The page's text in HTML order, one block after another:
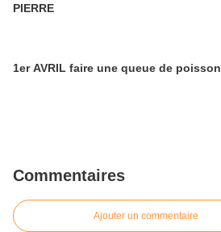
PIERRE
1er AVRIL faire une queue de poisson
Commentaires
Ajouter un commentaire